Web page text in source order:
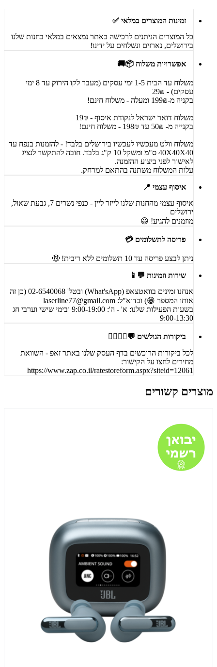
זמינות המוצרים במלאי ✅
כל המוצרים הניתנים לרכישה באתר נמצאים במלאי בחנות שלנו
בירושלים, נארזים ונשלחים על ידינו!
אפשרויות משלוח 📦🚚
משלוח עד הבית 1-5 ימי עסקים (מעבר לקו הירוק עד 8 ימי
עסקים) - 29₪
בקניה מ-199₪ ומעלה - משלוח חינם!
משלוח דואר ישראל לנקודת איסוף - 19₪
בקנייה מ- 50₪ עד 198₪ - משלוח חינם!
משלוח וולט מעכשיו לעכשיו בירושלים בלבד! - להזמנות בנפח עד
40X40X40 ס"מ ומשקל 10 ק"ג בלבד. חובה להתקשר לנציג
לאישור לפני ביצוע ההזמנה.
עלות המשלוח משתנה בהתאם למרחק.
איסוף עצמי 📍
איסוף עצמי מהחנות שלנו לייזר ליין - כנפי נשרים 7, גבעת שאול,
ירושלים
מוזמנים להגיע! 😃
פריסה לתשלומים 💳
ניתן לבצע פריסה עד 10 תשלומים ללא ריבית! 🤑
שירות וזמינות 💬📱
אנחנו זמינים בוואטצאפ (What'sApp) ובטל' 02-6540068 (כן זה
אותו המספר 😁) ובדוא"ל: laserline77@gmail.com
בשעות הפעילות שלנו: א' - ה': 9:00-19:00 ובימי שישי וערבי חג
9:00-13:30
ביקורות הגולשים 💬🙋‍♀️🙋‍♂️
לכל ביקורות הרוכשים בדף העסק שלנו באתר זאפ - השוואת
מחירים לחצו על הקישור:
https://www.zap.co.il/ratestoreform.aspx?siteid=12061
מוצרים קשורים